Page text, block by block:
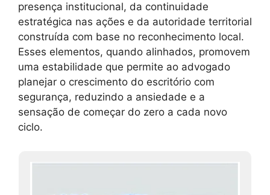
presença institucional, da continuidade
estratégica nas ações e da autoridade territorial
construída com base no reconhecimento local.
Esses elementos, quando alinhados, promovem
uma estabilidade que permite ao advogado
planejar o crescimento do escritório com
segurança, reduzindo a ansiedade e a
sensação de começar do zero a cada novo
ciclo.